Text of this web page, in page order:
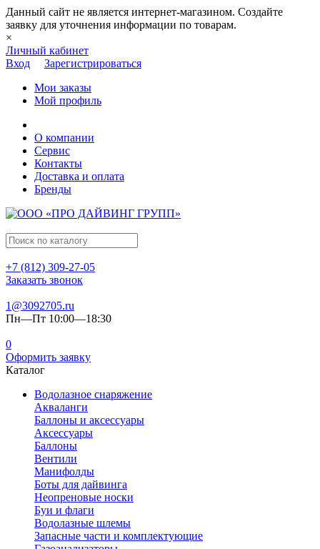
Данный сайт не является интернет-магазином. Создайте
заявку для уточнения информации по товарам.
×
Личный кабинет
Вход
Зарегистрироваться
Мои заказы
Мой профиль
О компании
Сервис
Контакты
Доставка и оплата
Бренды
+7 (812) 309-27-05
Заказать звонок
1@3092705.ru
Пн—Пт 10:00—18:30
0
Оформить заявку
Каталог
Водолазное снаряжение
Акваланги
Баллоны и аксессуары
Аксессуары
Баллоны
Вентили
Манифолды
Боты для дайвинга
Неопреновые носки
Буи и флаги
Водолазные шлемы
Запасные части и комплектующие